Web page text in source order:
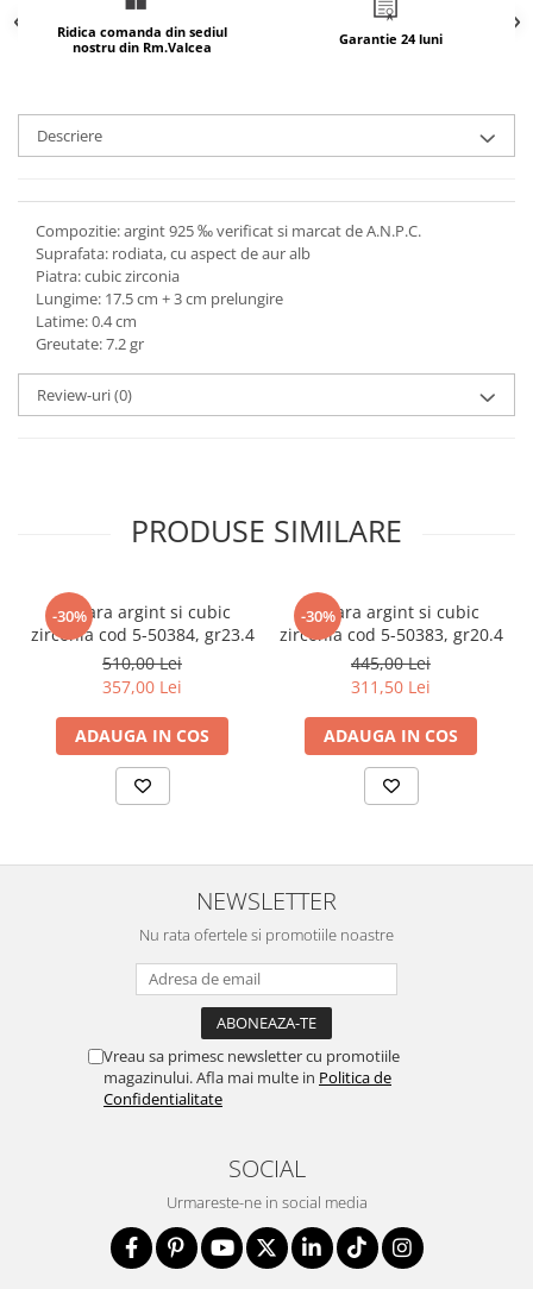
marimea 52
marimea 55
marimea 56
marimea 59
marimea 60
marimea 61
marimea 62
marimea 63
marimea 64
Ridica comanda din sediul
nostru din Rm.Valcea
Garantie 24 luni
Descriere
Compozitie: argint 925 ‰ verificat si marcat de A.N.P.C.
Suprafata: rodiata, cu aspect de aur alb
Piatra: cubic zirconia
Lungime: 17.5 cm + 3 cm prelungire
Latime: 0.4 cm
Greutate: 7.2 gr
Review-uri(0)
PRODUSE SIMILARE
-30%
Bratara argint si cubic
zirconia cod 5-50384, gr23.4
510,00 Lei
357,00 Lei
ADAUGA IN COS
-30%
Bratara argint si cubic
zirconia cod 5-50383, gr20.4
445,00 Lei
311,50 Lei
ADAUGA IN COS
NEWSLETTER
Nu rata ofertele si promotiile noastre
Vreau sa primesc newsletter cu promotiile
magazinului. Afla mai multe in Politica de
Confidentialitate
SOCIAL
Urmareste-ne in social media